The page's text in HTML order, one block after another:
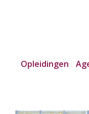
Opleidingen